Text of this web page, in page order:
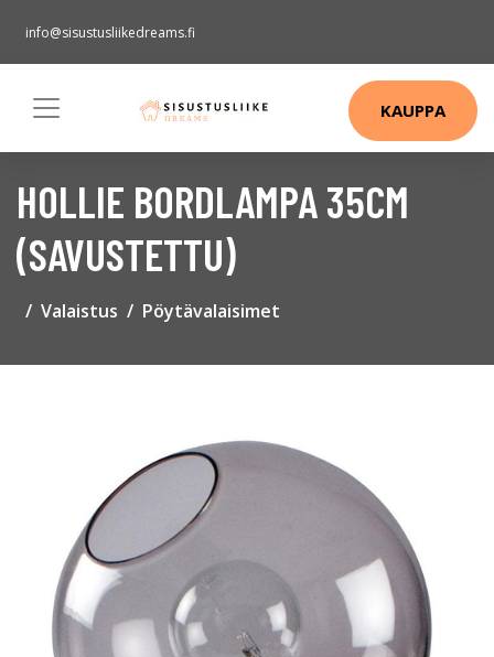
info@sisustusliikedreams.fi
KAUPPA
HOLLIE BORDLAMPA 35CM
(SAVUSTETTU)
Valaistus Pöytävalaisimet